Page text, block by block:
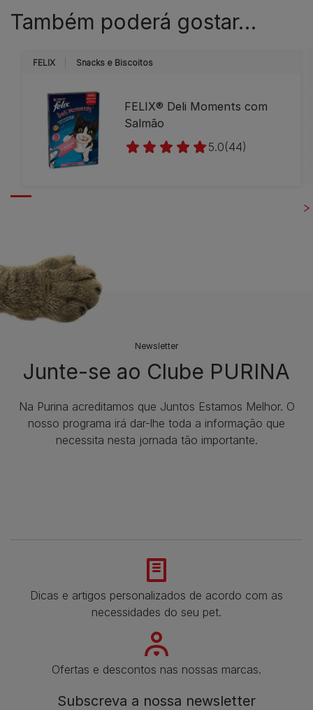
Também poderá gostar…
FELIX Snacks e Biscoitos
FELIX® Deli Moments com
Salmão
5.0(44)
Newsletter
Junte-se ao Clube PURINA
Na Purina acreditamos que Juntos Estamos Melhor. O
nosso programa irá dar-lhe toda a informação que
necessita nesta jornada tão importante.
Dicas e artigos personalizados de acordo com as
necessidades do seu pet.
Ofertas e descontos nas nossas marcas.
Subscreva a nossa newsletter